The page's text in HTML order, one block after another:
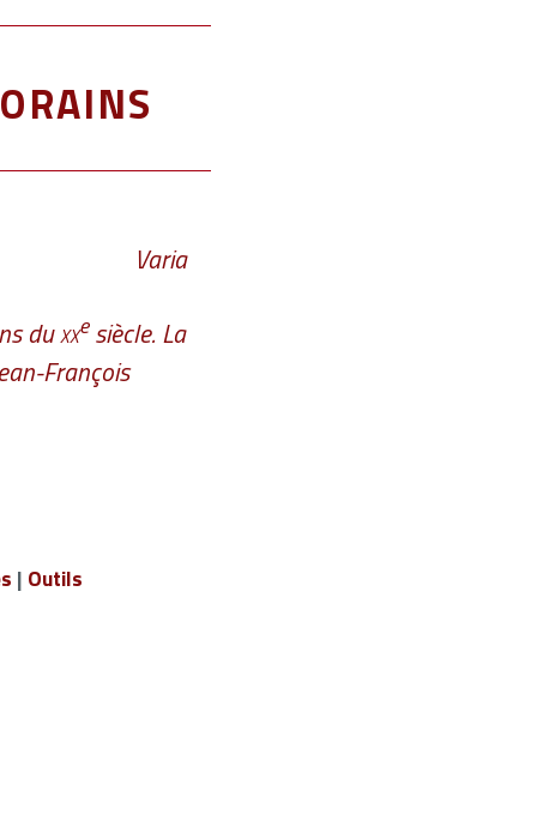
Varia
duxxesiècle. La
François
| Outils